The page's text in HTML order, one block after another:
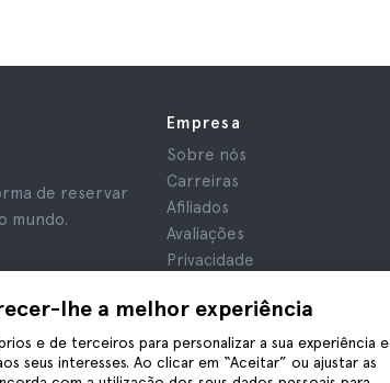
lhe a melhor experiência
e de terceiros para personalizar a sua experiência e
seus interesses. Ao clicar em “Aceitar” ou ajustar as
de reservar
mundo.
Empresa
Sobre nós
Carreiras
Afiliados
Avaliações
Privacidade
Aviso Legal
Cookies